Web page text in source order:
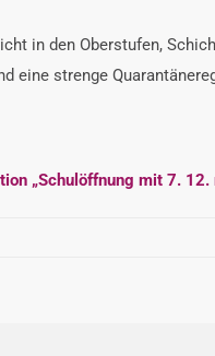
in den Oberstufen,
eine strenge
„Schulöffnung mit 7.